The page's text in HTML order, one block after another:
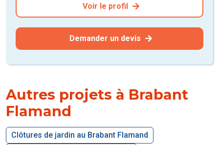
Voir le profil
Demander un devis
Autres projets à Brabant
Flamand
Clôtures de jardin au Brabant Flamand